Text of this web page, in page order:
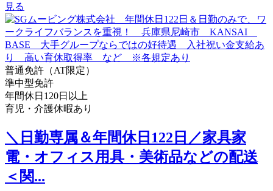
見る
普通免許（AT限定）
準中型免許
年間休日120日以上
育児・介護休暇あり
＼日勤専属＆年間休日122日／家具家
電・オフィス用具・美術品などの配送
＜関...